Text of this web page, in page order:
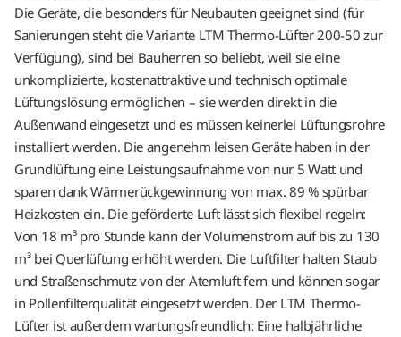
Die Geräte, die besonders für Neubauten geeignet sind (für
Sanierungen steht die Variante LTM Thermo-Lüfter 200-50 zur
Verfügung), sind bei Bauherren so beliebt, weil sie eine
unkomplizierte, kostenattraktive und technisch optimale
Lüftungslösung ermöglichen – sie werden direkt in die
Außenwand eingesetzt und es müssen keinerlei Lüftungsrohre
installiert werden. Die angenehm leisen Geräte haben in der
Grundlüftung eine Leistungsaufnahme von nur 5 Watt und
sparen dank Wärmerückgewinnung von max. 89 % spürbar
Heizkosten ein. Die geförderte Luft lässt sich flexibel regeln:
Von 18 m³ pro Stunde kann der Volumenstrom auf bis zu 130
m³ bei Querlüftung erhöht werden. Die Luftfilter halten Staub
und Straßenschmutz von der Atemluft fern und können sogar
in Pollenfilterqualität eingesetzt werden. Der LTM Thermo-
Lüfter ist außerdem wartungsfreundlich: Eine halbjährliche